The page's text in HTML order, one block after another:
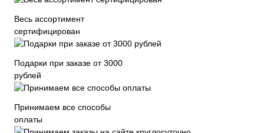
Весь ассортимент
сертифицирован
Подарки при заказе от 3000
рублей
Принимаем все способы
оплаты